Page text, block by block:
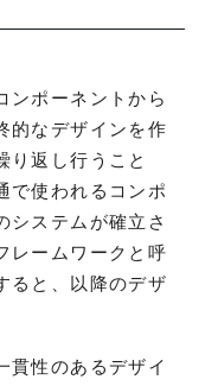
ンポーネントから
的なデザインを作
り返し行うこと
で使われるコンポ
システムが確立さ
レームワークと呼
ると、以降のデザ
貫性のあるデザイ